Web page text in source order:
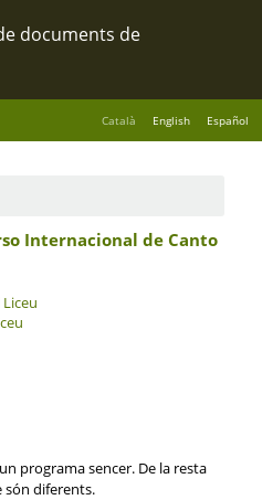
Català English Español
Internacional de Canto
programa sencer. De la resta
són diferents.